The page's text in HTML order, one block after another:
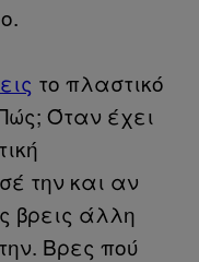
το πλαστικό
Όταν έχει
την και αν
βρεις άλλη
Βρες πού